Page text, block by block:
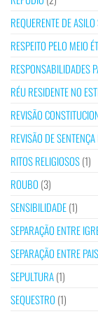
REQUERENTE DE
RESPEITO PELO MEIO
RESPONSABILIDADES
RÉU RESIDENTE NO
REVISÃO
REVISÃO DE
RITOS RELIGIOSOS(1)
ROUBO (3)
SENSIBILIDADE(1)
SEPARAÇÃO ENTRE
SEPARAÇÃO ENTRE
SEPULTURA(1)
SEQUESTRO (1)